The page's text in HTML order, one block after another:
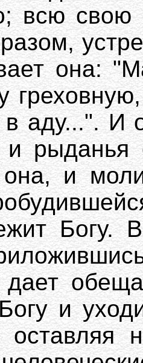
всю
она:
аду...". И
рыданья
она, и
Богу.
и
оставляя